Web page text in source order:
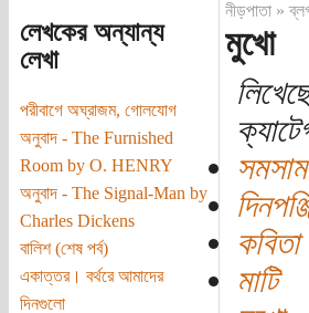
লেখকের অন্যান্য
লেখা
পরীবাগে অঘ্রাজম, গোলযোগ
অনুবাদ - The Furnished
Room by O. HENRY
অনুবাদ - The Signal-Man by
Charles Dickens
বালিশ (শেষ পর্ব)
একাত্তর। বর্থরে আমাদের
দিনগুলো
নীড়পাতা»
মুখো
কবিতা
মাটি